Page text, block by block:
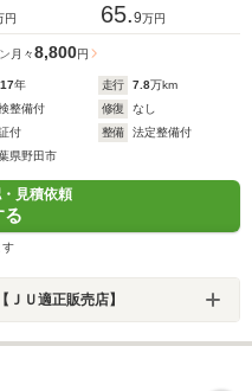
円 65.9万円
月々8,800円
年 走行 7.8万km
整備付 修復
なし
付 整備
法定整備付
県野田市
見積依頼
る
す
Ｕ適正販売店】